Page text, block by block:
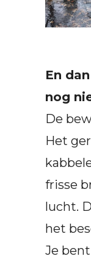
En
nog
De
Het
frisse
lucht.
het
Je